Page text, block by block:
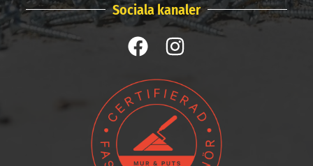
Sociala kanaler